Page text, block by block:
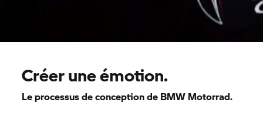
Créer une émotion.
Le processus de conception de BMW Motorrad.